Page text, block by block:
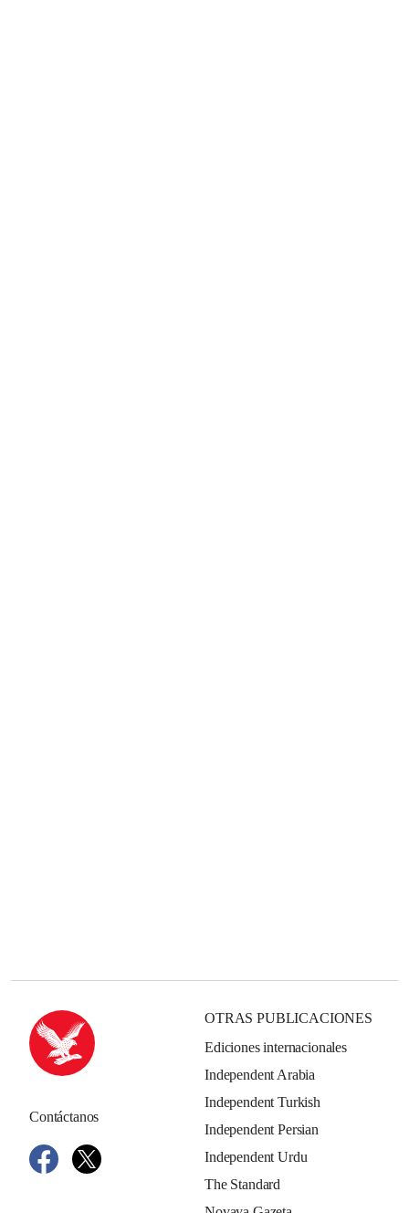
Contáctanos
OTRAS PUBLICACIONES
Ediciones internacionales
Independent Arabia
Independent Turkish
Independent Persian
Independent Urdu
The Standard